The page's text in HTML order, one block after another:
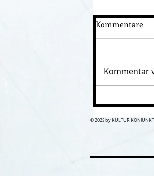
Kommentare
Kommentar
© 2025 by KULTUR